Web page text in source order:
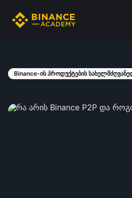
Binance-ის პროდუქტების